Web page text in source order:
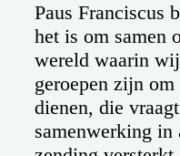
Paus Franciscus
het is om samen
wereld waarin
geroepen zijn
dienen, die
samenwerking in